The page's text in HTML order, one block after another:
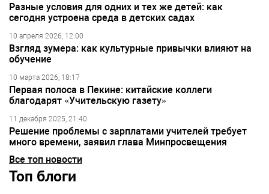
Разные условия для одних и тех же детей: как
сегодня устроена среда в детских садах
10 апреля 2026, 12:00
Взгляд зумера: как культурные привычки влияют на
обучение
10 марта 2026, 18:17
Первая полоса в Пекине: китайские коллеги
благодарят «Учительскую газету»
11 декабря 2025, 21:40
Решение проблемы с зарплатами учителей требует
много времени, заявил глава Минпросвещения
Все топ новости
Топ блоги